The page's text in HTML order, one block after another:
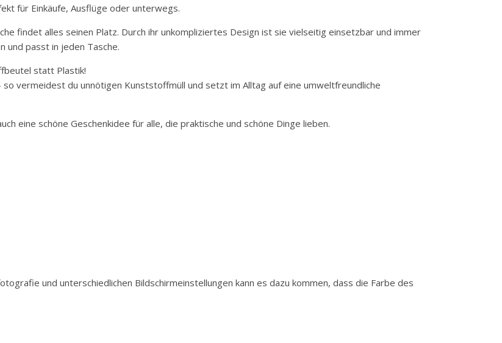
für Einkäufe, Ausflüge oder unterwegs.
findet alles seinen Platz. Durch ihr unkompliziertes Design ist sie vielseitig einsetzbar und immer
und passt in jeden Tasche.
statt Plastik!
vermeidest du unnötigen Kunststoffmüll und setzt im Alltag auf eine umweltfreundliche
eine schöne Geschenkidee für alle, die praktische und schöne Dinge lieben.
und unterschiedlichen Bildschirmeinstellungen kann es dazu kommen, dass die Farbe des